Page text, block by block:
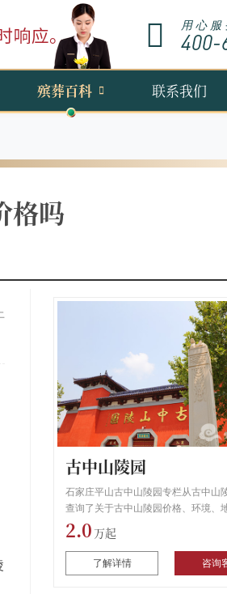
用心
400-
殡葬百科 联系我们
格吗
古中山陵园
石家庄平山古中山陵园专栏从古中山
查询了关于古中山陵园价格、环境、
车路线,用户可以通过拨打专栏电话了
陵园怎么样和生态葬信息.
2.0
了解详情 咨询